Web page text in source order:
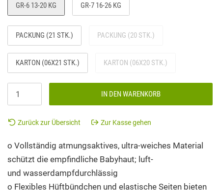
GR-6 13-20 KG GR-7 16-26 KG
PACKUNG (21 STK.) PACKUNG (20 STK.)
KARTON (06X21 STK.) KARTON (06X20 STK.)
IN DEN WARENKORB
Zurück zur Übersicht Zur Kasse gehen
o Vollständig atmungsaktives, ultra-weiches Material
schützt die empfindliche Babyhaut; luft-
und wasserdampfdurchlässig
o Flexibles Hüftbündchen und elastische Seiten bieten